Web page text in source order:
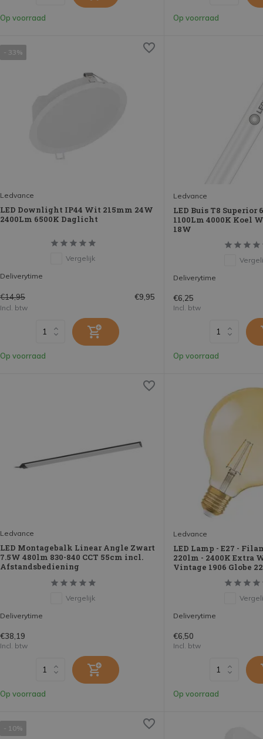
Op voorraad Op voorraad
- 33%
Ledvance
LED Downlight IP44 Wit 215mm 24W
2400Lm 6500K Daglicht
Vergelijk
Deliverytime
€14,95 €9,95
Incl. btw
Op voorraad
Ledvance
LED Buis T8 Superior
1100Lm 4000K Koel
18W
Deliverytime
€6,25
Incl. btw
Op voorraad
Ledvance
LED Montagebalk Linear Angle Zwart
7.5W 480lm 830-840 CCT 55cm incl.
Afstandsbediening
Vergelijk
Deliverytime
€38,19
Incl. btw
Op voorraad
Ledvance
LED Lamp - E27 -
220lm - 2400K Extra
Vintage 1906 Globe 22
Deliverytime
€6,50
Incl. btw
Op voorraad
- 10%